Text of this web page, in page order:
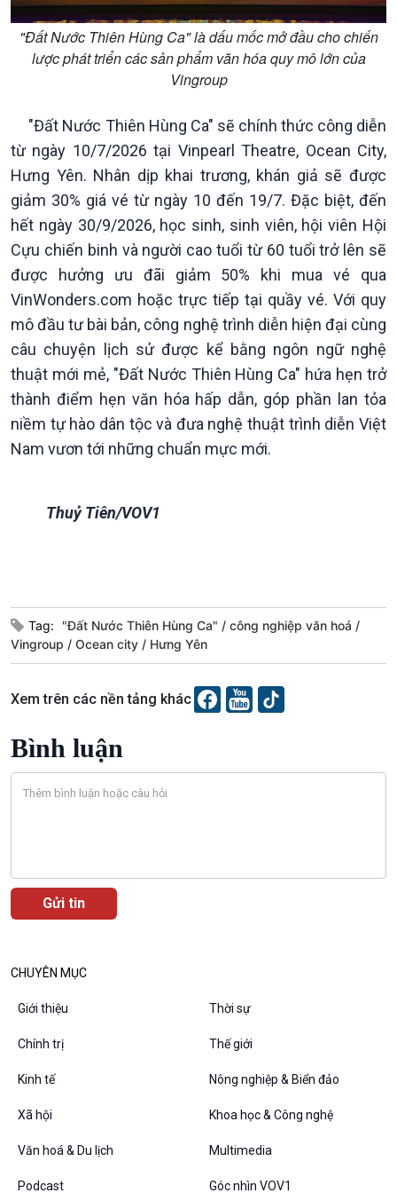
VOV1 đặc biệt
Thanh âm ký sự
Các chương trình đặc biệt
"Đất Nước Thiên Hùng Ca" là dấu mốc mở đầu cho chiến
lược phát triển các sản phẩm văn hóa quy mô lớn của
Vingroup
"Đất Nước Thiên Hùng Ca" sẽ chính thức công diễn
từ ngày 10/7/2026 tại Vinpearl Theatre, Ocean City,
Hưng Yên. Nhân dịp khai trương, khán giả sẽ được
giảm 30% giá vé từ ngày 10 đến 19/7. Đặc biệt, đến
hết ngày 30/9/2026, học sinh, sinh viên, hội viên Hội
Cựu chiến binh và người cao tuổi từ 60 tuổi trở lên sẽ
được hưởng ưu đãi giảm 50% khi mua vé qua
VinWonders.com hoặc trực tiếp tại quầy vé. Với quy
mô đầu tư bài bản, công nghệ trình diễn hiện đại cùng
câu chuyện lịch sử được kể bằng ngôn ngữ nghệ
thuật mới mẻ, "Đất Nước Thiên Hùng Ca" hứa hẹn trở
thành điểm hẹn văn hóa hấp dẫn, góp phần lan tỏa
niềm tự hào dân tộc và đưa nghệ thuật trình diễn Việt
Nam vươn tới những chuẩn mực mới.
Thuỷ Tiên/VOV1
Tag: "Đất Nước Thiên Hùng Ca"
công nghiệp văn hoá
Vingroup
Ocean city Hưng Yên
Xem trên các nền tảng khác
Bình luận
CHUYÊN MỤC
Giới thiệu Thời sự
Chính trị Thế giới
Kinh tế Nông nghiệp & Biển đảo
Xã hội Khoa học & Công nghệ
Văn hoá & Du lịch Multimedia
Podcast Góc nhìn VOV1